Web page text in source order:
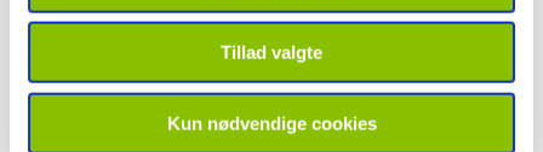
Tillad valgte
Kun nødvendige cookies
Fysioterapeut
- uddannet i 2005